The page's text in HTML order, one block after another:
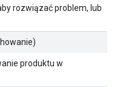
rozwiązać problem, lub
produktu w